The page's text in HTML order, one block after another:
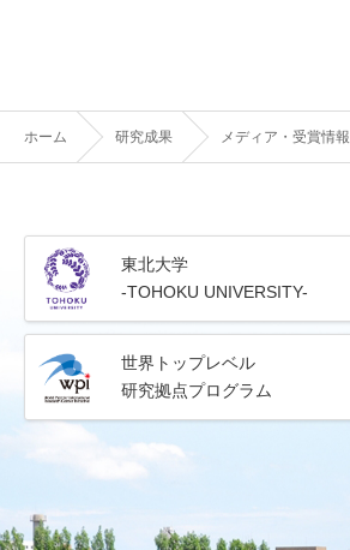
ホーム 研究成果 メディア・受賞情報
東北大学
-TOHOKU UNIVERSITY-
世界トップレベル
研究拠点プログラム